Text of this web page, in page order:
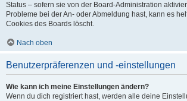
Status – sofern sie von der Board-Administration
Probleme bei der An- oder Abmeldung hast, kann es
Cookies des Boards löscht.
Nach oben
Benutzerpräferenzen und -einstellungen
Wie kann ich meine Einstellungen ändern?
Wenn du dich registriert hast, werden alle deine